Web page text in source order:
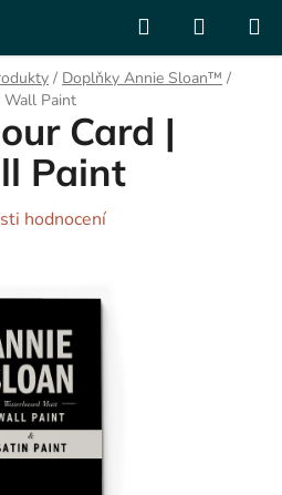
Hledat
KOŠÍK
/ Doplňky Annie Sloan™ /
Wall Paint
Card |
Paint
hodnocení